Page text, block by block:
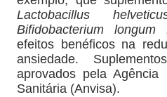
Lactobacillus
Bifidobacterium longum
efeitos benéficos na
ansiedade.
aprovados pela Agência
Sanitária (Anvisa).